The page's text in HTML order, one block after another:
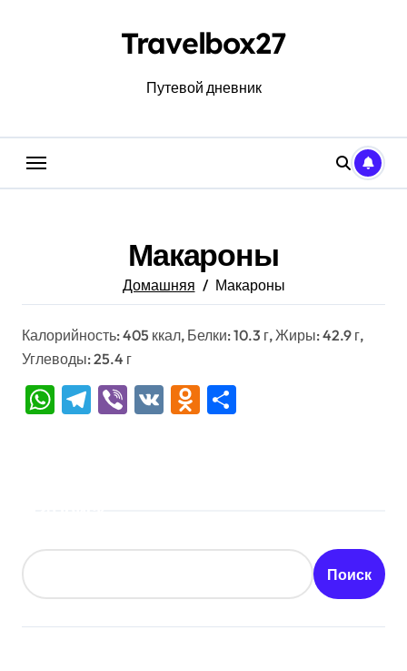
Travelbox27
Путевой дневник
Макароны
Домашняя Макароны
Калорийность: 405 ккал, Белки: 10.3 г, Жиры: 42.9 г,
Углеводы: 25.4 г
WhatsApp
Telegram
Viber
VK Odnoklassniki
Поиск